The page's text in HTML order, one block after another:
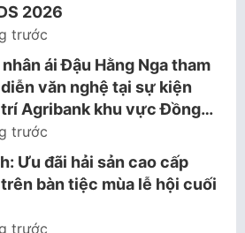
2026
trước
nhân ái Đậu Hằng Nga tham
văn nghệ tại sự kiện
Agribank khu vực Đồng…
trước
Ưu đãi hải sản cao cấp
bàn tiệc mùa lễ hội cuối
trước